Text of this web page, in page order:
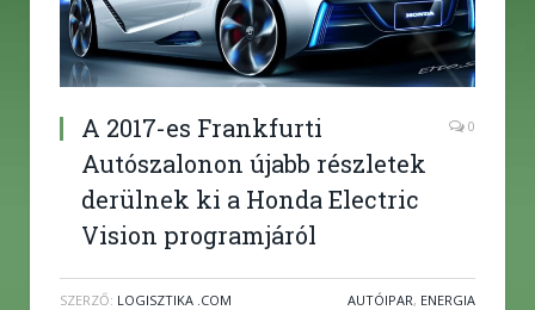
A 2017-es Frankfurti
Autószalonon újabb részletek
derülnek ki a Honda Electric
Vision programjáról
0
SZERZŐ: LOGISZTIKA .COM AUTÓIPAR, ENERGIA